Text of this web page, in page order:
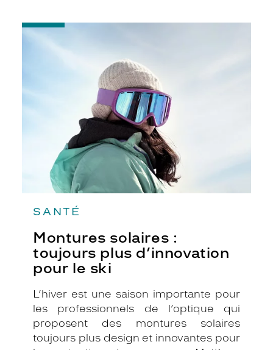
lentilles de contact.
SANTÉ
Montures solaires :
toujours plus d’innovation
pour le ski
L’hiver est une saison importante pour
les professionnels de l’optique qui
proposent des montures solaires
toujours plus design et innovantes pour
-
Montures
pour